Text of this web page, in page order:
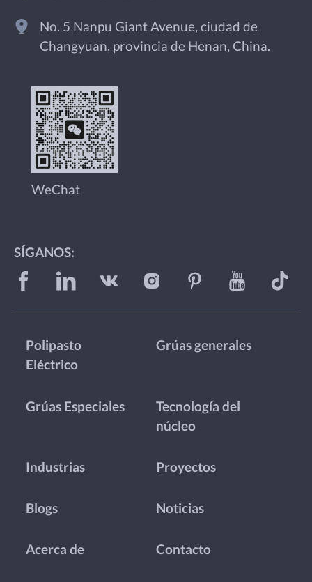
No. 5 Nanpu Giant Avenue, ciudad de
Changyuan, provincia de Henan, China.
WeChat
SÍGANOS:
Polipasto
Eléctrico
Grúas generales
Grúas Especiales
Tecnología del
núcleo
Industrias Proyectos
Blogs Noticias
Acerca de Contacto